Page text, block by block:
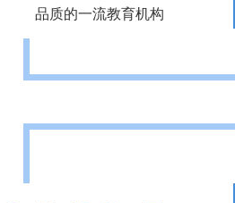
品质的一流教育机构